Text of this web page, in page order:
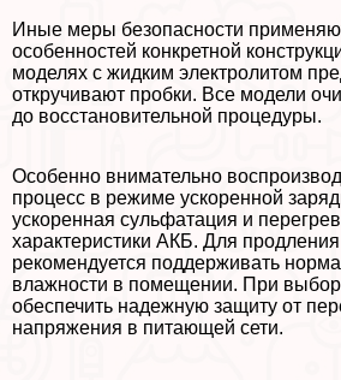
Иные меры безопасности
особенностей конкретной
моделях с жидким электролитом
откручивают пробки. Все модели
до восстановительной процедуры.
Особенно внимательно
процесс в режиме ускоренной
ускоренная сульфатация и
хаpaктеристики АКБ. Для
рекомендуется поддерживать
влажности в помещении. При
обеспечить надежную защиту от
напряжения в питающей сети.